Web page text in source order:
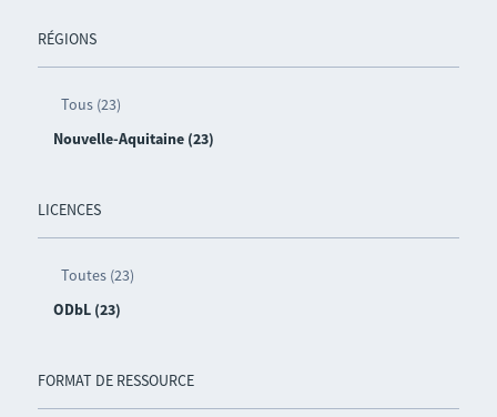
RÉGIONS
Tous (23)
Nouvelle-Aquitaine (23)
LICENCES
Toutes (23)
ODbL (23)
FORMAT DE RESSOURCE